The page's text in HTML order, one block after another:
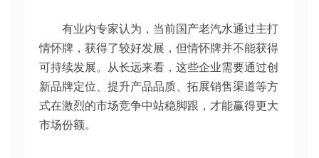
有业内专家认为，当前国产老汽水通过主打
情怀牌，获得了较好发展，但情怀牌并不能获得
可持续发展。从长远来看，这些企业需要通过创
新品牌定位、提升产品品质、拓展销售渠道等方
式在激烈的市场竞争中站稳脚跟，才能赢得更大
市场份额。